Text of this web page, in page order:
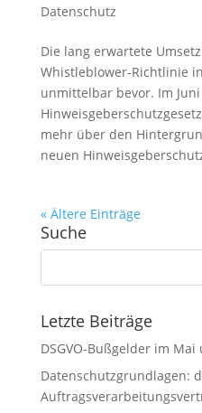
Datenschutz
Die lang erwartete
Whistleblower-Richtlinie
unmittelbar bevor. Im
mehr über den
neuen
« Ältere Einträge
Suche
Letzte Beiträge
DSGVO-Bußgelder im Mai
Datenschutzgrundlagen: